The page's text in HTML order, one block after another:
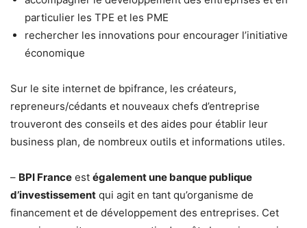
particulier les TPE et les PME
rechercher les innovations pour encourager l’initiative
économique
Sur le site internet de bpifrance, les créateurs,
repreneurs/cédants et nouveaux chefs d’entreprise
trouveront des conseils et des aides pour établir leur
business plan, de nombreux outils et informations utiles.
– BPI France est également une banque publique
d’investissement qui agit en tant qu’organisme de
financement et de développement des entreprises. Cet